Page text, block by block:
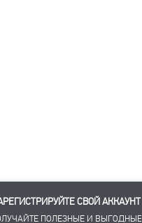
СВОЙ АККАУНТ
ПОЛЕЗНЫЕ И ВЫГОДНЫЕ